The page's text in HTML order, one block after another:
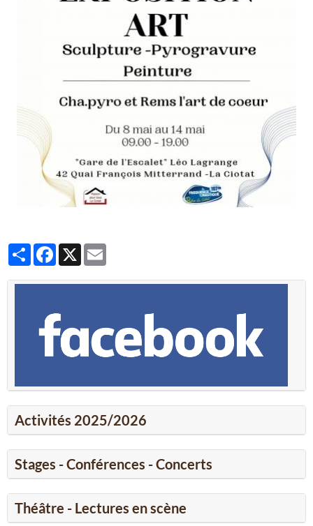
PartagerFacebook
X
Activités 2025/2026
Stages - Conférences - Concerts
Théâtre - Lectures en scène